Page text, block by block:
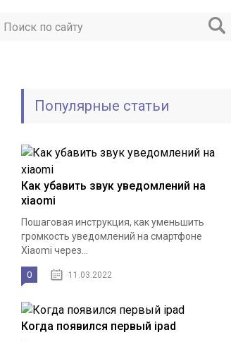
Популярные статьи
Как убавить звук уведомлений на
xiaomi
Пошаговая инструкция, как уменьшить
громкость уведомлений на смартфоне
Xiaomi через...
0 11.03.2022
Когда появился первый ipad